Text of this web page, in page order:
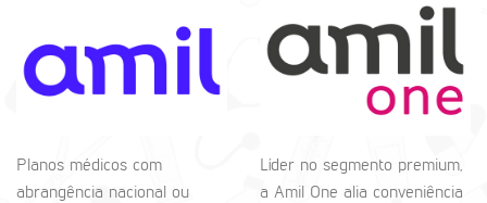
Planos médicos com
abrangência nacional ou
Líder no segmento premium,
a Amil One alia conveniência